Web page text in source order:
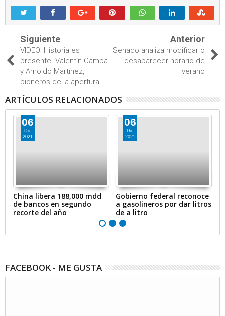
Siguiente
VIDEO: Historia es
presente. Valentín Campa
y Arnoldo Martínez,
pioneros de la apertura
Anterior
Senado analiza modificar o
desaparecer horario de
verano
ARTÍCULOS RELACIONADOS
06
Dic
2021
China libera 188,000 mdd
de bancos en segundo
recorte del año
06
Dic
2021
Gobierno federal reconoce
a gasolineros por dar litros
de a litro
FACEBOOK - ME GUSTA